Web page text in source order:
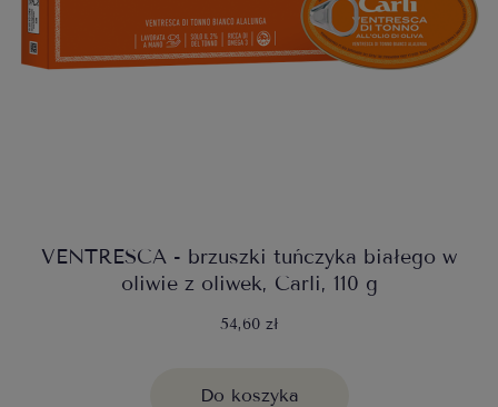
VENTRESCA - brzuszki tuńczyka białego w
oliwie z oliwek, Carli, 110 g
54,60 zł
Do koszyka